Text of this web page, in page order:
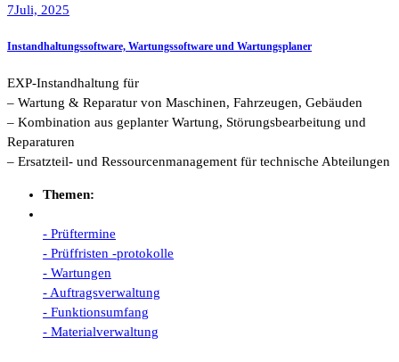
7Juli, 2025
Instandhaltungssoftware, Wartungssoftware und Wartungsplaner
EXP-Instandhaltung für
– Wartung & Reparatur von Maschinen, Fahrzeugen, Gebäuden
– Kombination aus geplanter Wartung, Störungsbearbeitung und
Reparaturen
– Ersatzteil- und Ressourcenmanagement für technische Abteilungen
Themen:
- Prüftermine
- Prüffristen -protokolle
- Wartungen
- Auftragsverwaltung
- Funktionsumfang
- Materialverwaltung